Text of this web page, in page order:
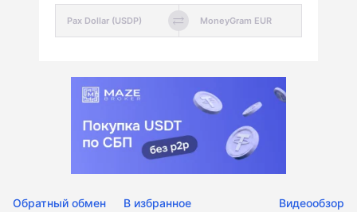
Обратный обмен В избранное Видеообзор